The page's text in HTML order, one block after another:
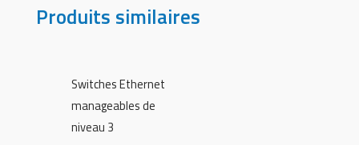
Produits similaires
Switches Ethernet
manageables de
niveau 3